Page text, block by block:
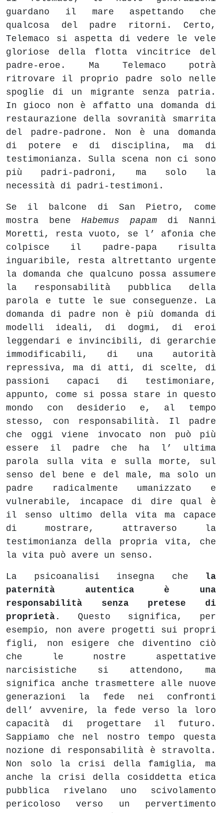
guardano il mare aspettando che
qualcosa del padre ritorni. Certo,
Telemaco si aspetta di vedere le vele
gloriose della flotta vincitrice del
padre-eroe. Ma Telemaco potrà
ritrovare il proprio padre solo nelle
spoglie di un migrante senza patria.
In gioco non è affatto una domanda di
restaurazione della sovranità smarrita
del padre-padrone. Non è una domanda
di potere e di disciplina, ma di
testimonianza. Sulla scena non ci sono
più padri-padroni, ma solo la
necessità di padri-testimoni.
Se il balcone di San Pietro, come
mostra bene Habemus papam di Nanni
Moretti, resta vuoto, se l’ afonia che
colpisce il padre-papa risulta
inguaribile, resta altrettanto urgente
la domanda che qualcuno possa assumere
la responsabilità pubblica della
parola e tutte le sue conseguenze. La
domanda di padre non è più domanda di
modelli ideali, di dogmi, di eroi
leggendari e invincibili, di gerarchie
immodificabili, di una autorità
repressiva, ma di atti, di scelte, di
passioni capaci di testimoniare,
appunto, come si possa stare in questo
mondo con desiderio e, al tempo
stesso, con responsabilità. Il padre
che oggi viene invocato non può più
essere il padre che ha l’ ultima
parola sulla vita e sulla morte, sul
senso del bene e del male, ma solo un
padre radicalmente umanizzato e
vulnerabile, incapace di dire qual è
il senso ultimo della vita ma capace
di mostrare, attraverso la
testimonianza della propria vita, che
la vita può avere un senso.
La psicoanalisi insegna che la
paternità autentica è una
responsabilità senza pretese di
proprietà. Questo significa, per
esempio, non avere progetti sui propri
figli, non esigere che diventino ciò
che le nostre aspettative
narcisistiche si attendono, ma
significa anche trasmettere alle nuove
generazioni la fede nei confronti
dell’ avvenire, la fede verso la loro
capacità di progettare il futuro.
Sappiamo che nel nostro tempo questa
nozione di responsabilità è stravolta.
Non solo la crisi della famiglia, ma
anche la crisi della cosiddetta etica
pubblica rivelano uno scivolamento
pericoloso verso un pervertimento